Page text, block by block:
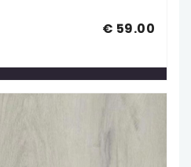
€ 59.00